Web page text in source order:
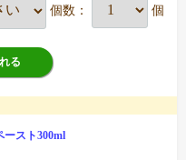
個数： 個
る
スト300ml